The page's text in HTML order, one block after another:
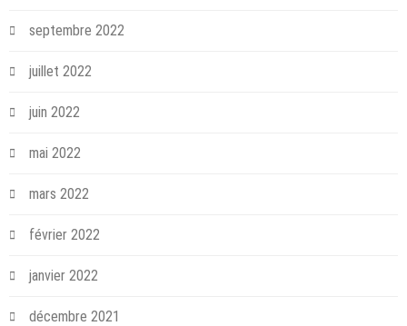
septembre 2022
juillet 2022
juin 2022
mai 2022
mars 2022
février 2022
janvier 2022
décembre 2021